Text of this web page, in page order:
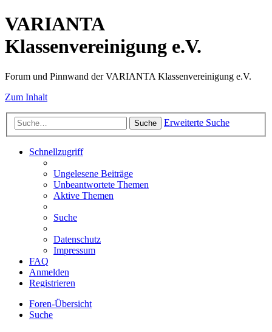
VARIANTA
Klassenvereinigung e.V.
Forum und Pinnwand der VARIANTA Klassenvereinigung e.V.
Zum Inhalt
Suche Erweiterte Suche
Schnellzugriff
Ungelesene Beiträge
Unbeantwortete Themen
Aktive Themen
Suche
Datenschutz
Impressum
FAQ
Anmelden
Registrieren
Foren-Übersicht
Suche